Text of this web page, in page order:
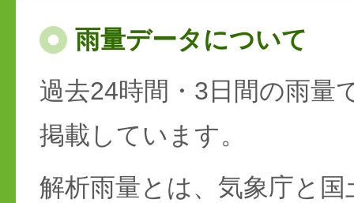
雨量データについて
過去24時間・3日間の雨量
掲載しています。
解析雨量とは、気象庁と